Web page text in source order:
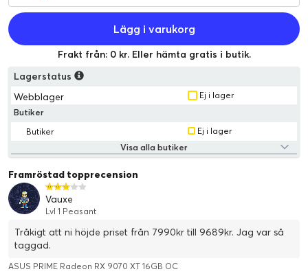
Lägg i varukorg
Frakt från: 0 kr. Eller hämta gratis i butik.
Lagerstatus
Webblager
Ej i lager
Butiker
Butiker
Ej i lager
Visa alla butiker
Framröstad topprecension
Vauxe
Lvl 1 Peasant
Tråkigt att ni höjde priset från 7990kr till 9689kr. Jag var så
taggad.
ASUS PRIME Radeon RX 9070 XT 16GB OC